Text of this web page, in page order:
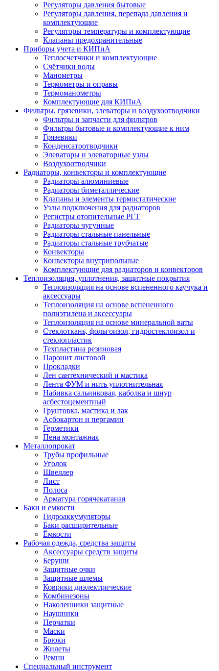
Регуляторы давления бытовые
Регуляторы давления, перепада давления и
комплектующие
Регуляторы температуры и комплектующие
Клапаны предохранительные
Приборы учета и КИПиА
Теплосчетчики и комплектующие
Счётчики воды
Манометры
Термометры и оправы
Термоманометры
Комплектующие для КИПиА
Фильтры, грязевики, элеваторы и воздухоотводчики
Фильтры и запчасти для фильтров
Фильтры бытовые и комплектующие к ним
Грязевики
Конденсатоотводчики
Элеваторы и элеваторные узлы
Воздухоотводчики
Радиаторы, конвекторы и комплектующие
Радиаторы алюминиевые
Радиаторы биметаллические
Клапаны и элементы термостатические
Узлы подключения для радиаторов
Регистры отопительные РГТ
Радиаторы чугунные
Радиаторы стальные панельные
Радиаторы стальные трубчатые
Конвекторы
Конвекторы внутрипольные
Комплектующие для радиаторов и конвекторов
Теплоизоляция, уплотнения, защитные покрытия
Теплоизоляция на основе вспененного каучука и
аксессуары
Теплоизоляция на основе вспененного
полиэтилена и аксессуары
Теплоизоляция на основе минеральной ваты
Стеклоткань, фольгоизол, гидростеклоизол и
стеклопластик
Техпластина резиновая
Паронит листовой
Прокладки
Лен сантехнический и мастика
Лента ФУМ и нить уплотнительная
Набивка сальниковая, каболка и шнур
асбестоцементный
Грунтовка, мастика и лак
Асбокартон и пергамин
Герметики
Пена монтажная
Металлопрокат
Трубы профильные
Уголок
Швеллер
Лист
Полоса
Арматура горячекатаная
Баки и емкости
Гидроаккумуляторы
Баки расширительные
Ёмкости
Рабочая одежда, средства защиты
Аксессуары средств защиты
Беруши
Защитные очки
Защитные шлемы
Коврики диэлектрические
Комбинезоны
Наколенники защитные
Наушники
Перчатки
Маски
Брюки
Жилеты
Ремни
Специальный инструмент